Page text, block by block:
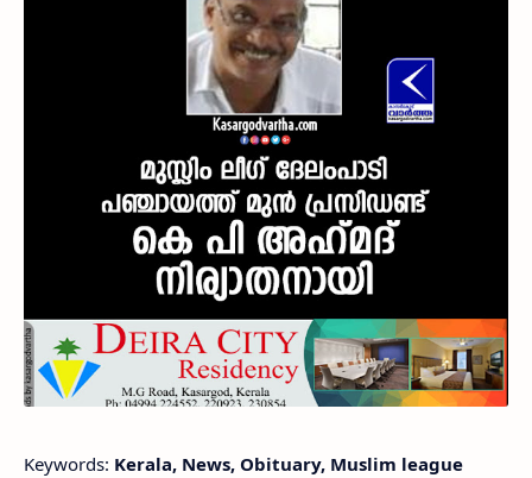
Keywords: Kerala, News, Obituary, Muslim league